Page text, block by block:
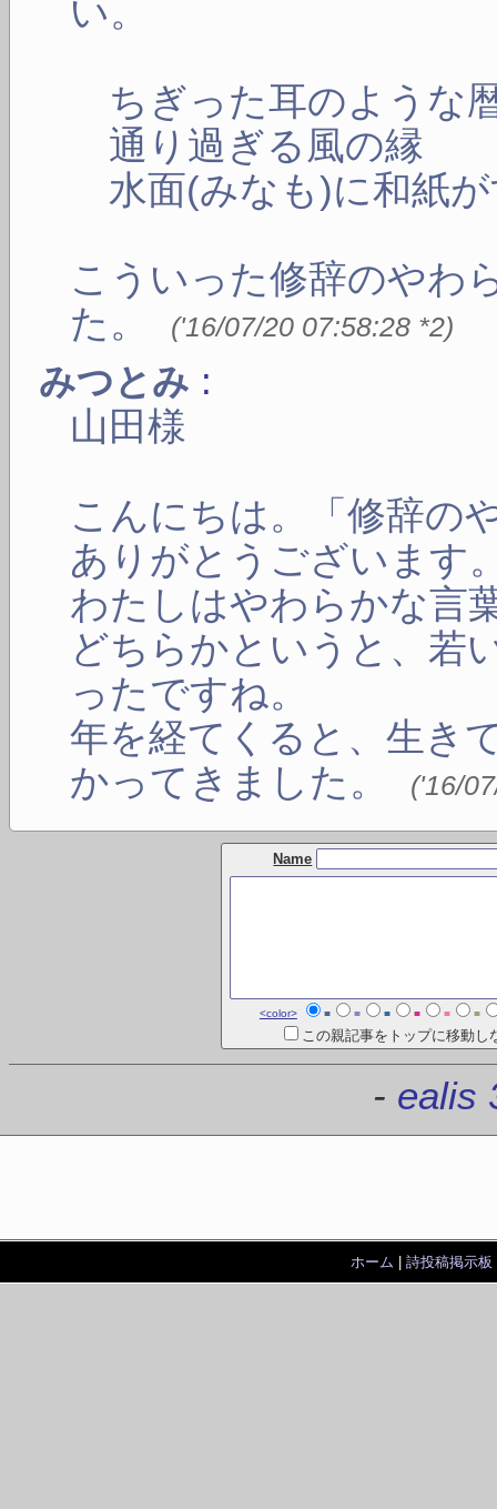
い。
ちぎった耳のような
通り過ぎる風の縁
水面(みなも)に和紙
こういった修辞のやわ
た。
('16/07/20 07:58:28 *2)
みつとみ :
山田様
こんにちは。「修辞の
ありがとうございます
わたしはやわらかな言
どちらかというと、若
ったですね。
年を経てくると、生き
かってきました。
('16/
Name
<color> ■ ■ ■ ■ ■ ■
この親記事をトップに移動し
- ealis
ホーム 詩投稿掲示板